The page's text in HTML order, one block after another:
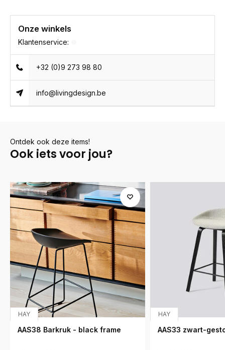
Onze winkels
Klantenservice:
+32 (0)9 273 98 80
info@livingdesign.be
Ontdek ook deze items!
Ook iets voor jou?
HAY
AAS38 Barkruk - black frame
HAY
AAS33 zwart-